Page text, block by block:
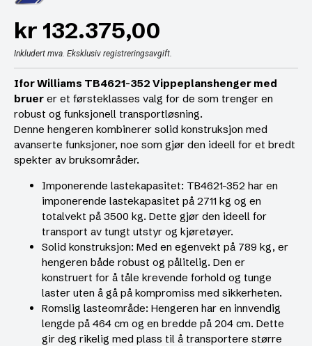
kr 132.375,00
Inkludert mva. Eksklusiv registreringsavgift.
Ifor Williams TB4621-352 Vippeplanshenger med
bruer er et førsteklasses valg for de som trenger en
robust og funksjonell transportløsning.
Denne hengeren kombinerer solid konstruksjon med
avanserte funksjoner, noe som gjør den ideell for et bredt
spekter av bruksområder.
Imponerende lastekapasitet: TB4621-352 har en
imponerende lastekapasitet på 2711 kg og en
totalvekt på 3500 kg. Dette gjør den ideell for
transport av tungt utstyr og kjøretøyer.
Solid konstruksjon: Med en egenvekt på 789 kg, er
hengeren både robust og pålitelig. Den er
konstruert for å tåle krevende forhold og tunge
laster uten å gå på kompromiss med sikkerheten.
Romslig lasteområde: Hengeren har en innvendig
lengde på 464 cm og en bredde på 204 cm. Dette
gir deg rikelig med plass til å transportere større